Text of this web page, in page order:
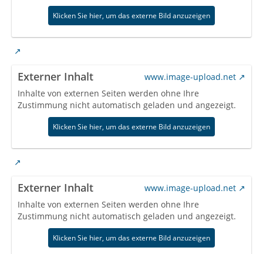
Klicken Sie hier, um das externe Bild anzuzeigen
Externer Inhalt
www.image-upload.net
Inhalte von externen Seiten werden ohne Ihre
Zustimmung nicht automatisch geladen und angezeigt.
Klicken Sie hier, um das externe Bild anzuzeigen
Externer Inhalt
www.image-upload.net
Inhalte von externen Seiten werden ohne Ihre
Zustimmung nicht automatisch geladen und angezeigt.
Klicken Sie hier, um das externe Bild anzuzeigen